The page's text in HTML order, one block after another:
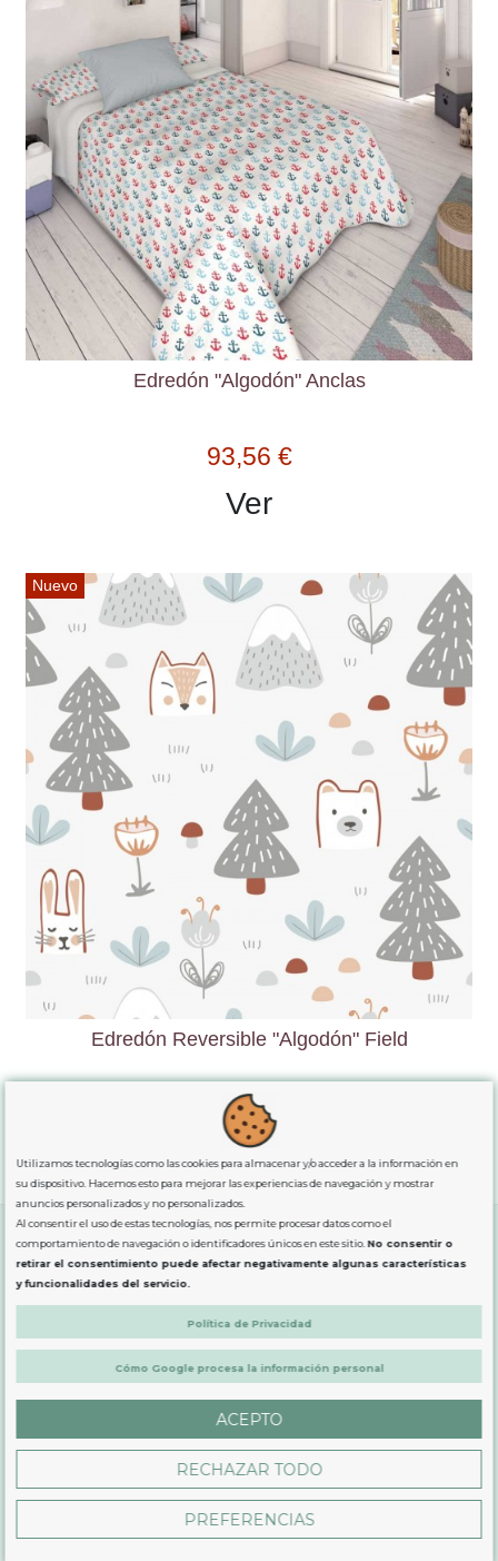
Edredón "Algodón" Anclas
93,56 €
Ver
Nuevo
Edredón Reversible "Algodón" Field
93,56 €
Ver
SOBRE NOSOTROS
LEGAL
Utilizamos tecnologías como las cookies para almacenar y/o acceder a la información en
su dispositivo. Hacemos esto para mejorar las experiencias de navegación y mostrar
anuncios personalizados y no personalizados.
Al consentir el uso de estas tecnologías, nos permite procesar datos como el
comportamiento de navegación o identificadores únicos en este sitio.No consentir o
retirar el consentimiento puede afectar negativamente algunas características
y funcionalidades del servicio.
Política de Privacidad
Cómo Google procesa la información personal
ACEPTO
RECHAZAR TODO
PREFERENCIAS